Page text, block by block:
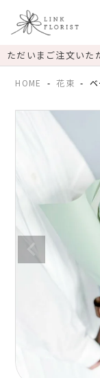
ただいまご注文いた
HOME 花束